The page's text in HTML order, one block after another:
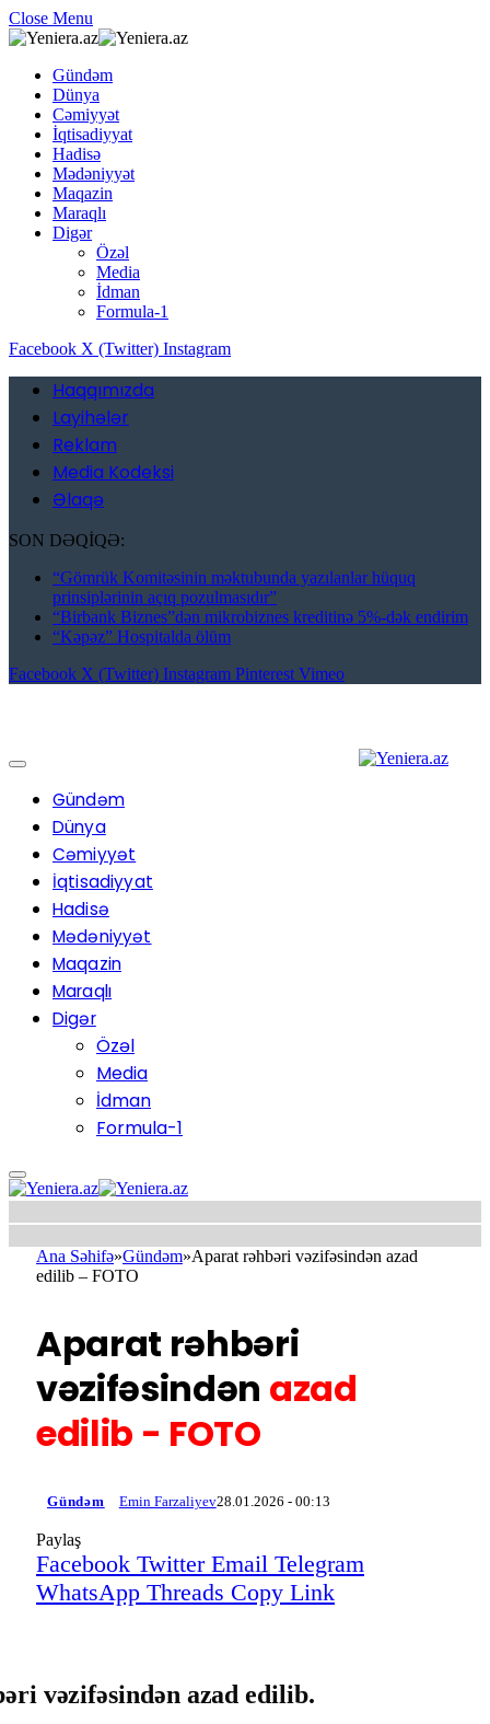
Close Menu
Gündəm
Dünya
Cəmiyyət
İqtisadiyyat
Hadisə
Mədəniyyət
Maqazin
Maraqlı
Digər
Özəl
Media
İdman
Formula-1
Facebook X (Twitter) Instagram
Haqqımızda
Layihələr
Reklam
Media Kodeksi
Əlaqə
SON DƏQİQƏ:
“Gömrük Komitəsinin məktubunda yazılanlar hüquq
prinsiplərinin açıq pozulmasıdır”
“Birbank Biznes”dən mikrobiznes kreditinə 5%-dək endirim
“Kəpəz” Hospitalda ölüm
Facebook X (Twitter) Instagram Pinterest Vimeo
Gündəm
Dünya
Cəmiyyət
İqtisadiyyat
Hadisə
Mədəniyyət
Maqazin
Maraqlı
Digər
Özəl
Media
İdman
Formula-1
Ana Səhifə»Gündəm»Aparat rəhbəri vəzifəsindən azad
edilib – FOTO
Aparat rəhbəri
vəzifəsindən azad
edilib - FOTO
Gündəm Emin Farzaliyev28.01.2026 - 00:13
Paylaş
Facebook Twitter Email Telegram
WhatsApp Threads Copy Link
vəzifəsindən azad edilib.